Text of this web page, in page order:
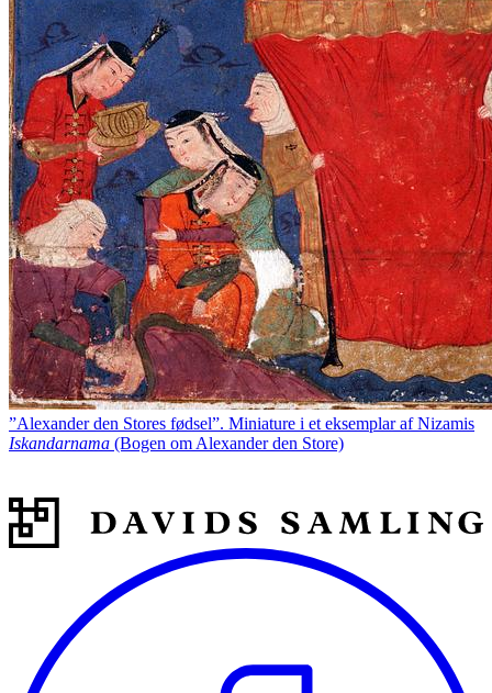
”Alexander den Stores fødsel”. Miniature i et eksemplar af Nizamis
Iskandarnama (Bogen om Alexander den Store)